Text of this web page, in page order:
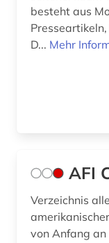
besteht aus
D... Mehr
AFI
Verzeichnis
amerikanischer
von Anfang